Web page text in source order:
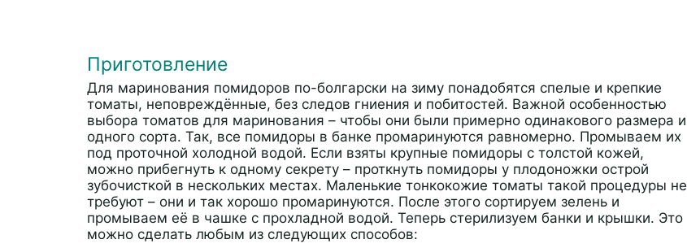
Приготовление
Для маринования помидоров по-болгарски на зиму понадобятся спелые и крепкие
томаты, неповреждённые, без следов гниения и побитостей. Важной особенностью
выбора томатов для маринования – чтобы они были примерно одинакового размера и
одного сорта. Так, все помидоры в банке промаринуются равномерно. Промываем их
под проточной холодной водой. Если взяты крупные помидоры с толстой кожей,
можно прибегнуть к одному секрету – проткнуть помидоры у плодоножки острой
зубочисткой в нескольких местах. Маленькие тонкокожие томаты такой процедуры не
требуют – они и так хорошо промаринуются. После этого сортируем зелень и
промываем её в чашке с прохладной водой. Теперь стерилизуем банки и крышки. Это
можно сделать любым из следующих способов: